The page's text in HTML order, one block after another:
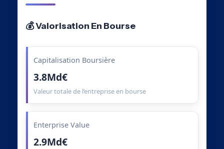
💰 Valorisation En Bourse
Capitalisation Boursière
3.8Md€
Valeur totale de l’entreprise en bourse
Enterprise Value
2.9Md€